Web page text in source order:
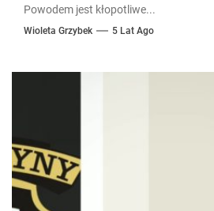
Powodem jest kłopotliwe...
Wioleta Grzybek 5 Lat Ago